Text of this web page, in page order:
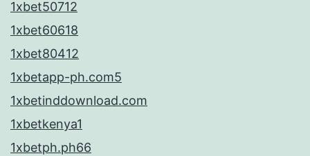
1xbet50712
1xbet60618
1xbet80412
1xbetapp-ph.com5
1xbetinddownload.com
1xbetkenya1
1xbetph.ph66